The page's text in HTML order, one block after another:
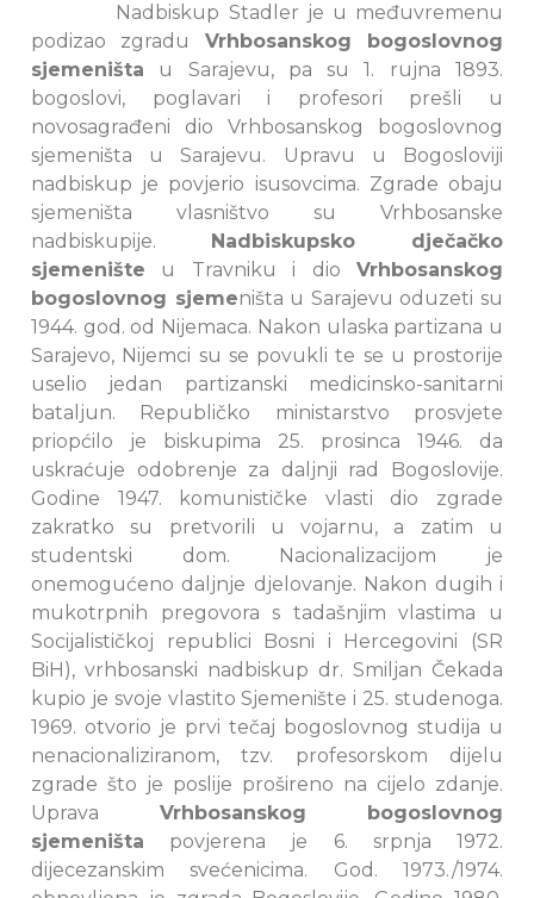
Nadbiskup Stadler je u međuvremenu
podizao zgradu Vrhbosanskog bogoslovnog
sjemeništa u Sarajevu, pa su 1. rujna 1893.
bogoslovi, poglavari i profesori prešli u
novosagrađeni dio Vrhbosanskog bogoslovnog
sjemeništa u Sarajevu. Upravu u Bogosloviji
nadbiskup je povjerio isusovcima. Zgrade obaju
sjemeništa vlasništvo su Vrhbosanske
nadbiskupije.
Nadbiskupsko dječačko
sjemenište u Travniku i dio Vrhbosanskog
bogoslovnog sjemeništa u Sarajevu oduzeti su
1944. god. od Nijemaca. Nakon ulaska partizana u
Sarajevo, Nijemci su se povukli te se u prostorije
uselio jedan partizanski medicinsko-sanitarni
bataljun. Republičko ministarstvo prosvjete
priopćilo je biskupima 25. prosinca 1946. da
uskraćuje odobrenje za daljnji rad Bogoslovije.
Godine 1947. komunističke vlasti dio zgrade
zakratko su pretvorili u vojarnu, a zatim u
studentski dom. Nacionalizacijom je
onemogućeno daljnje djelovanje. Nakon dugih i
mukotrpnih pregovora s tadašnjim vlastima u
Socijalističkoj republici Bosni i Hercegovini (SR
BiH), vrhbosanski nadbiskup dr. Smiljan Čekada
kupio je svoje vlastito Sjemenište i 25. studenoga.
1969. otvorio je prvi tečaj bogoslovnog studija u
nenacionaliziranom, tzv. profesorskom dijelu
zgrade što je poslije prošireno na cijelo zdanje.
Uprava Vrhbosanskog bogoslovnog
sjemeništa povjerena je 6. srpnja 1972.
dijecezanskim svećenicima. God. 1973./1974.